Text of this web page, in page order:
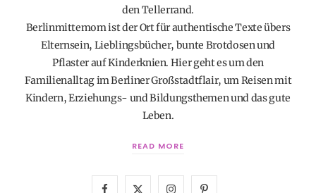
den Tellerrand.
Berlinmittemom ist der Ort für authentische Texte übers
Elternsein, Lieblingsbücher, bunte Brotdosen und
Pflaster auf Kinderknien. Hier geht es um den
Familienalltag im Berliner Großstadtflair, um Reisen mit
Kindern, Erziehungs- und Bildungsthemen und das gute
Leben.
READ MORE
I
P